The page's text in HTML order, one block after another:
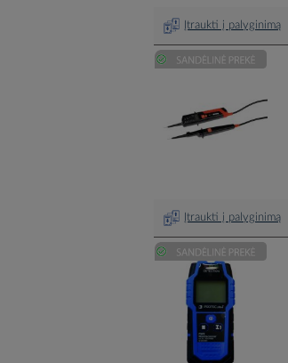
Įtraukti į palyginimą
Įtraukti į palyginimą